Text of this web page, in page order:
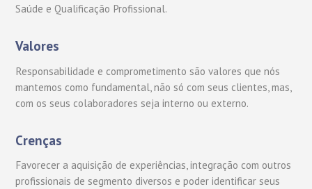
Saúde e Qualificação Profissional.
Valores
Responsabilidade e comprometimento são valores que nós
mantemos como fundamental, não só com seus clientes, mas,
com os seus colaboradores seja interno ou externo.
Crenças
Favorecer a aquisição de experiências, integração com outros
profissionais de segmento diversos e poder identificar seus